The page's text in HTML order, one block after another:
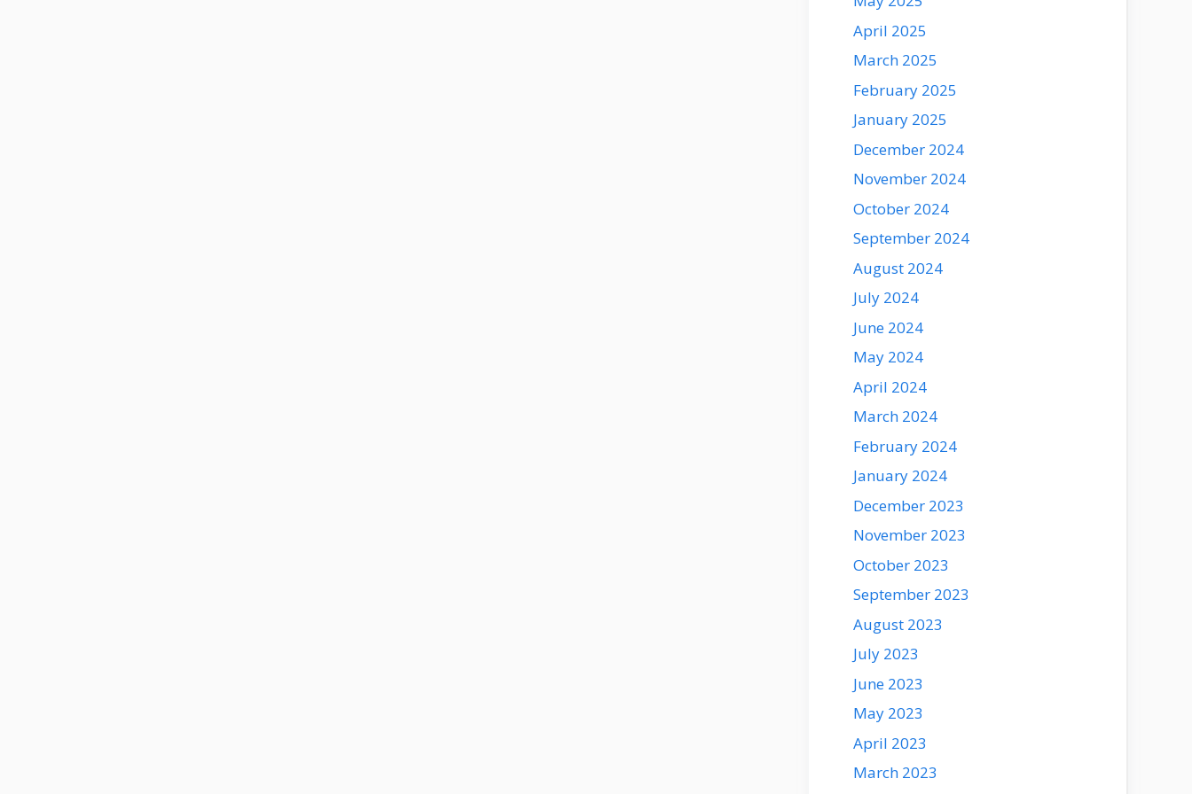
April 2025
March 2025
February 2025
January 2025
December 2024
November 2024
October 2024
September 2024
August 2024
July 2024
June 2024
May 2024
April 2024
March 2024
February 2024
January 2024
December 2023
November 2023
October 2023
September 2023
August 2023
July 2023
June 2023
May 2023
April 2023
March 2023